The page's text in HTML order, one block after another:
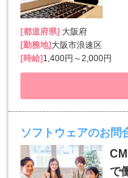
[都道府県] 大阪府
[勤務地] 大阪市浪速区
[時給] 1,400円～2,000円
ソフトウェアのお問
で